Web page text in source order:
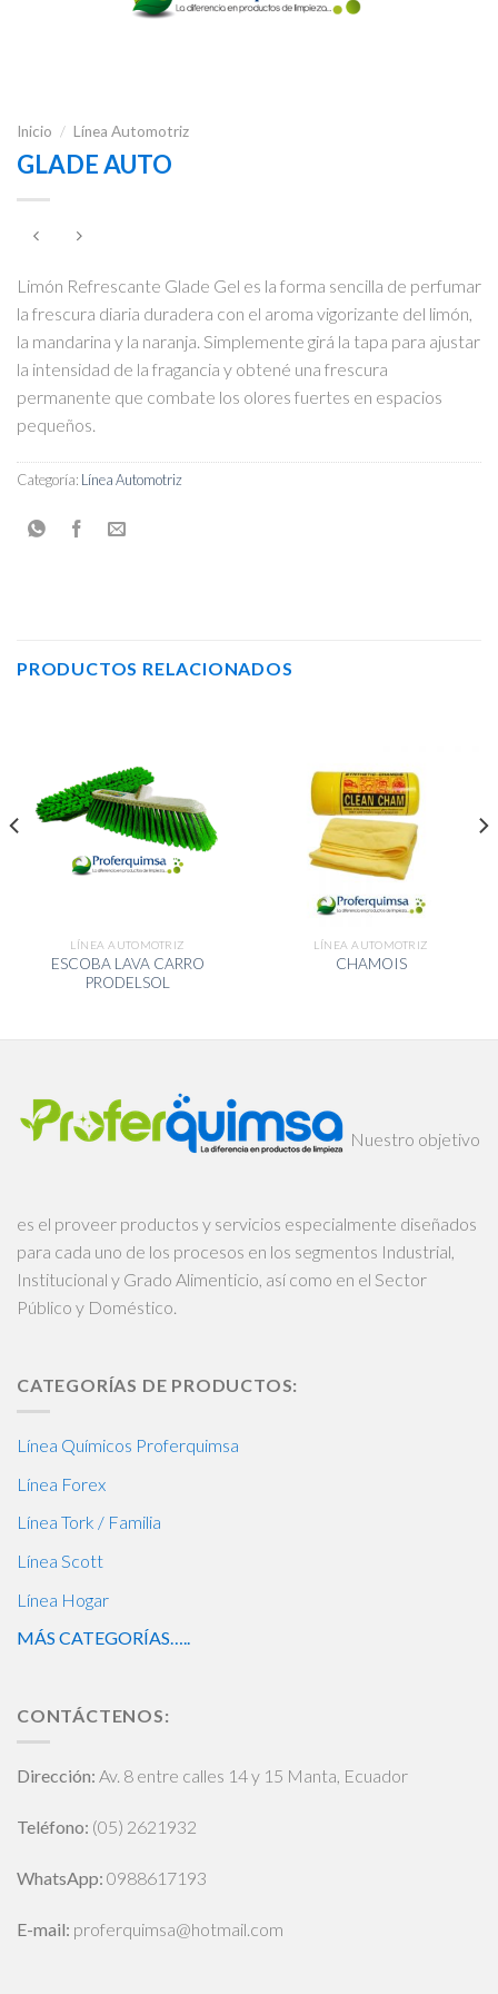
Inicio / Línea Automotriz
GLADE AUTO
Limón Refrescante Glade Gel es la forma sencilla de perfumar
la frescura diaria duradera con el aroma vigorizante del limón,
la mandarina y la naranja. Simplemente girá la tapa para ajustar
la intensidad de la fragancia y obtené una frescura
permanente que combate los olores fuertes en espacios
pequeños.
Categoría: Línea Automotriz
PRODUCTOS RELACIONADOS
LÍNEA AUTOMOTRIZ
ESCOBA LAVA CARRO
PRODELSOL
LÍNEA AUTOMOTRIZ
CHAMOIS
Nuestro objetivo
es el proveer productos y servicios especialmente diseñados
para cada uno de los procesos en los segmentos Industrial,
Institucional y Grado Alimenticio, así como en el Sector
Público y Doméstico.
CATEGORÍAS DE PRODUCTOS:
Línea Químicos Proferquimsa
Línea Forex
Línea Tork / Familia
Línea Scott
Línea Hogar
MÁS CATEGORÍAS…..
CONTÁCTENOS:
Dirección: Av. 8 entre calles 14 y 15 Manta, Ecuador
Teléfono: (05) 2621932
WhatsApp: 0988617193
E-mail: proferquimsa@hotmail.com